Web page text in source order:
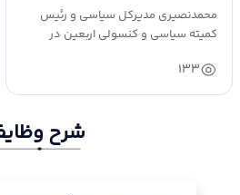
محمدنصیری مدیرکل سیاسی و رئیس
کمیته سیاسی و کنسولی اربعین در
133
شرح